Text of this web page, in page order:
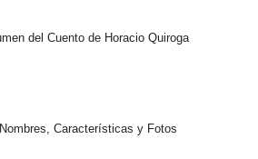
del Cuento de Horacio Quiroga
Características y Fotos